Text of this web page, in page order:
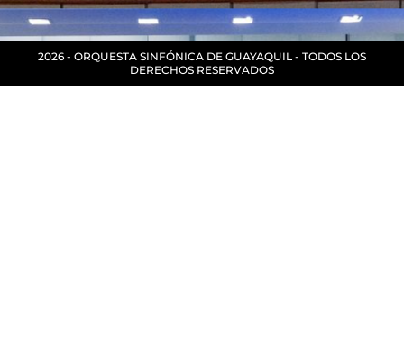
2026 - ORQUESTA SINFÓNICA DE GUAYAQUIL - TODOS LOS
DERECHOS RESERVADOS